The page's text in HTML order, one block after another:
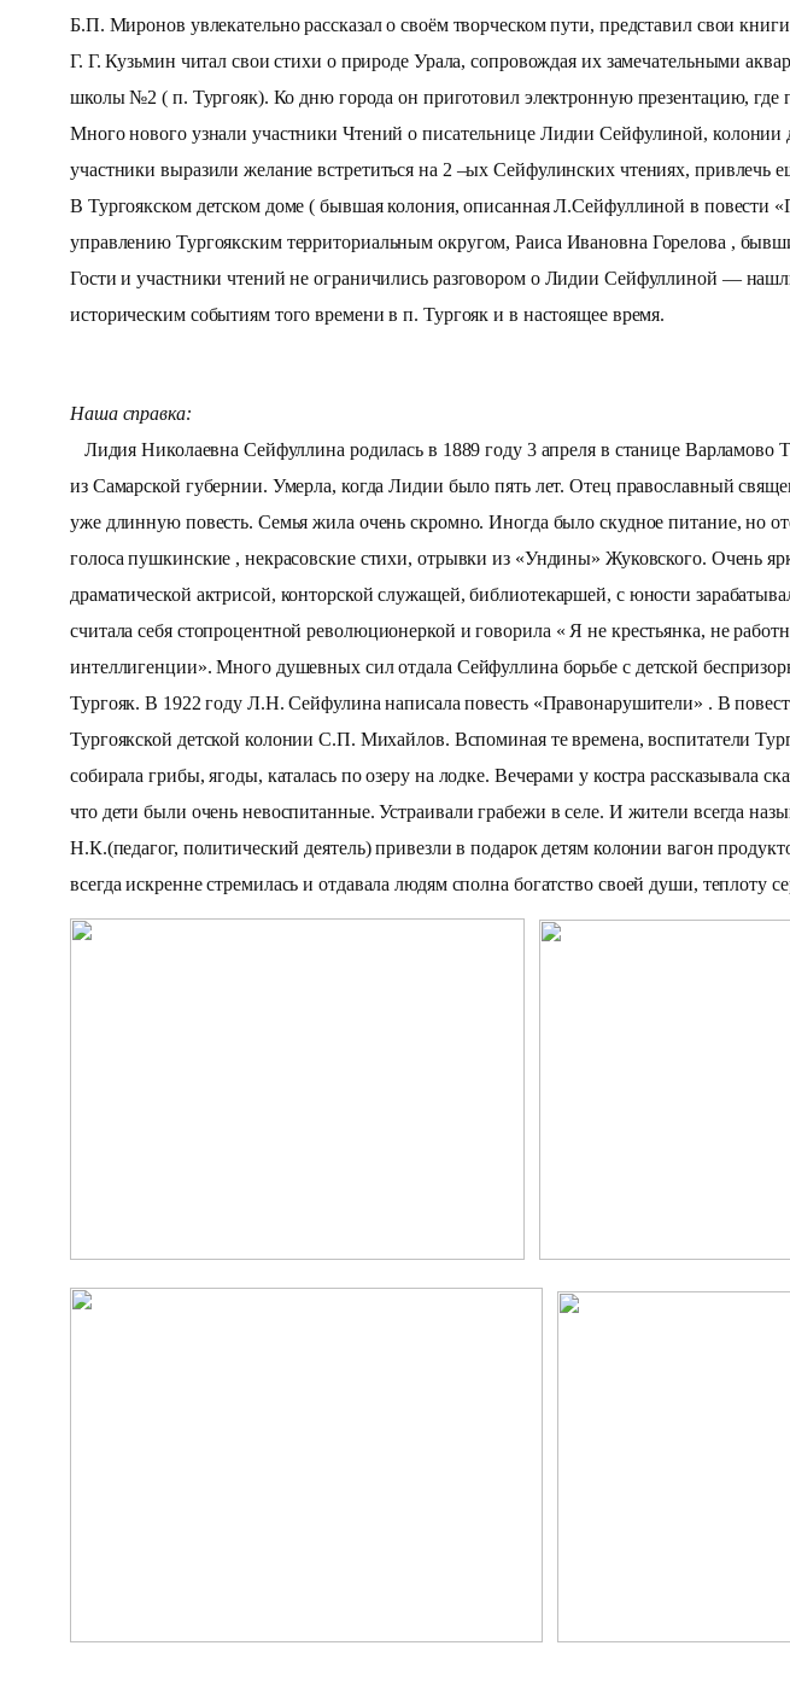
Б.П. Миронов увлекательно рассказал о своём творческом пути, представил свои
Г. Г. Кузьмин читал свои стихи о природе Урала, сопровождая их замечательными
школы №2 ( п. Тургояк). Ко дню города он приготовил электронную презентацию,
Много нового узнали участники Чтений о писательнице Лидии Сейфулиной,
участники выразили желание встретиться на 2 –ых Сейфулинских чтениях, привлечь
В Тургоякском детском доме ( бывшая колония, описанная Л.Сейфуллиной в повести
управлению Тургоякским территориальным округом, Раиса Ивановна Горелова ,
Гости и участники чтений не ограничились разговором о Лидии Сейфуллиной —
историческим событиям того времени в п. Тургояк и в настоящее время.
Наша справка:
Лидия Николаевна Сейфуллина родилась в 1889 году 3 апреля в станице Варламово
из Самарской губернии. Умерла, когда Лидии было пять лет. Отец православный
уже длинную повесть. Семья жила очень скромно. Иногда было скудное питание, но
голоса пушкинские , некрасовские стихи, отрывки из «Ундины» Жуковского. Очень
драматической актрисой, конторской служащей, библиотекаршей, с юности
считала себя стопроцентной революционеркой и говорила « Я не крестьянка, не
интеллигенции». Много душевных сил отдала Сейфуллина борьбе с детской
Тургояк. В 1922 году Л.Н. Сейфулина написала повесть «Правонарушители» . В
Тургоякской детской колонии С.П. Михайлов. Вспоминая те времена, воспитатели
собирала грибы, ягоды, каталась по озеру на лодке. Вечерами у костра рассказывала
что дети были очень невоспитанные. Устраивали грабежи в селе. И жители всегда
Н.К.(педагог, политический деятель) привезли в подарок детям колонии вагон
всегда искренне стремилась и отдавала людям сполна богатство своей души,